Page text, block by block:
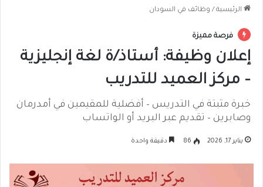
الرئيسية / وظائف في السودان
فرصة مميزة
إعلان وظيفة: أستاذ/ة لغة إنجليزية
– مركز العميد للتدريب
خبرة مثبتة في التدريس – أفضلية للمقيمين في أمدرمان
وصابرين – تقديم عبر البريد أو الواتساب
يناير 17, 2026 86 دقيقة واحدة